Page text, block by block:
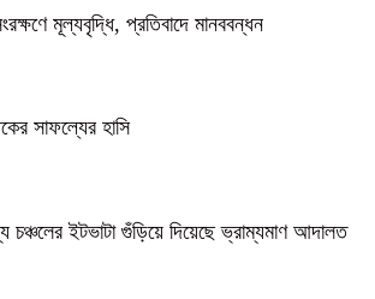
মূল্যবৃদ্ধি, প্রতিবাদে মানববন্ধন
সাফল্যের হাসি
চঞ্চলের ইটভাটা গুঁড়িয়ে দিয়েছে ভ্রাম্যমাণ আদালত